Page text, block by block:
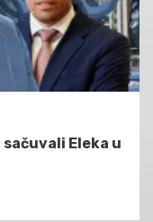
Eleka u